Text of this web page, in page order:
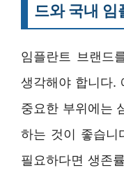
드와 국내 임
임플란트 브랜드
생각해야 합니다.
중요한 부위에는
하는 것이 좋습니
필요하다면 생존